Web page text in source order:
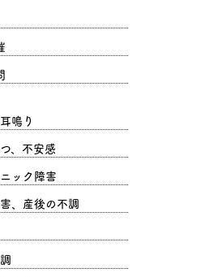
鳴り
、不安感
ック障害
、産後の不調